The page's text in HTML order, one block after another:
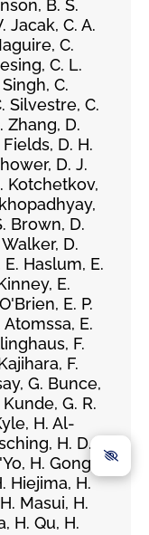
B. S.
Jacak, C. A.
C.
C. L.
C.
Silvestre, C.
Zhang, D.
D. H.
D. J.
Kotchetkov,
Brown, D.
D.
Haslum, E.
E.
E. P.
E.
F.
F.
G. Bunce,
G. R.
H. Al-
H. D.
H. Gong,
Hiejima, H.
Masui, H.
H. Qu, H.